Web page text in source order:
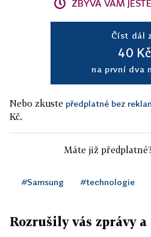
ZBÝVÁ VÁM
Číst dál
40 Kč
na první dva
Nebo zkuste předplatné bez
Kč.
Máte již
#Samsung #technologie
Rozrušily vás zprávy